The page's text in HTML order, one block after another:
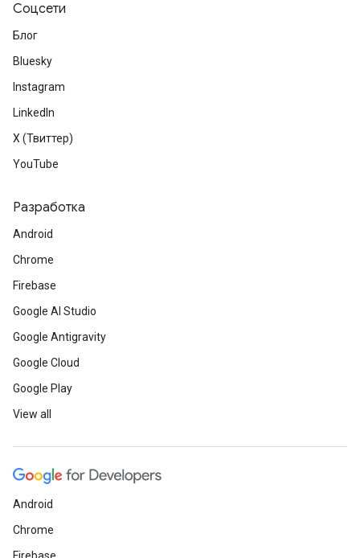
Соцсети
Блог
Bluesky
Instagram
LinkedIn
X (Твиттер)
YouTube
Разработка
Android
Chrome
Firebase
Google AI Studio
Google Antigravity
Google Cloud
Google Play
View all
Android
Chrome